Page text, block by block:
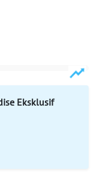
Eksklusif